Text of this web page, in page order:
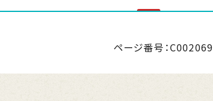
園 婚活イベント2026 第2弾 NEW
ページ番号：C002069